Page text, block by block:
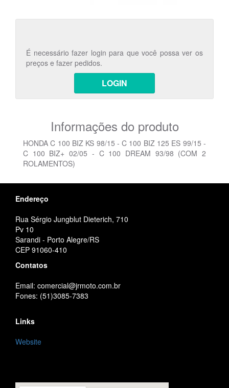
É necessário fazer login para que você possa ver os
preços e fazer pedidos.
LOGIN
Informações do produto
HONDA C 100 BIZ KS 98/15 - C 100 BIZ 125 ES 99/15 -
C 100 BIZ+ 02/05 - C 100 DREAM 93/98 (COM 2
ROLAMENTOS)
Endereço
Rua Sérgio Jungblut Dieterich, 710
Pv 10
Sarandi - Porto Alegre/RS
CEP 91060-410
Contatos
Email: comercial@jrmoto.com.br
Fones: (51)3085-7383
Links
Website